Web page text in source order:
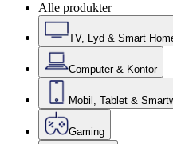
Alle produkter
TV, Lyd & Smart
Computer & Kontor
Mobil, Tablet &
Gaming